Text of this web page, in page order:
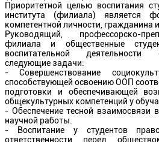
Приоритетной целью воспитания
института (филиала) является
компетентной личности, гражданина
Руководящий, профессорско-
филиала и общественные
воспитательной
следующие задачи:
- Совершенствование
способствующей освоению ООП
подготовки и обеспечивающей
общекультурных компетенций у
- Обеспечение тесной взаимосвязи
научной работы.
- Воспитание у студентов
ответственности перед